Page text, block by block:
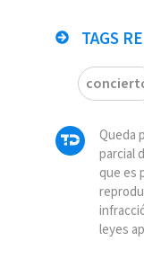
TAGS
Queda
parcial
que es
leyes